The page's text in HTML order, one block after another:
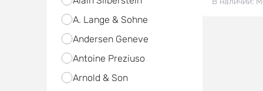
A. Lange & Sohne
Andersen Geneve
Antoine Preziuso
Arnold & Son